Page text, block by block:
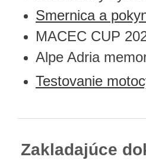
Smernica a
MACEC CUP
Alpe Adria
Testovanie
Zakladajúce